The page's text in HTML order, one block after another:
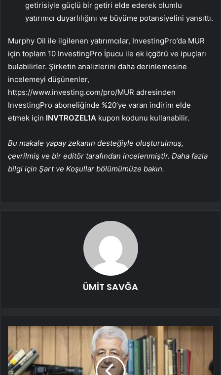
getirisiyle güçlü bir getiri elde ederek olumlu
yatırımcı duyarlılığını ve büyüme potansiyelini yansıttı.
Murphy Oil ile ilgilenen yatırımcılar, InvestingPro’da MUR
için toplam 10 InvestingPro İpucu ile ek içgörü ve ipuçları
bulabilirler. Şirketin analizlerini daha derinlemesine
incelemeyi düşünenler,
https://www.investing.com/pro/MUR adresinden
InvestingPro aboneliğinde %20’ye varan indirim elde
etmek için INVTROZEL1A kupon kodunu kullanabilir.
Bu makale yapay zekanın desteğiyle oluşturulmuş,
çevrilmiş ve bir editör tarafından incelenmiştir. Daha fazla
bilgi için Şart ve Koşullar bölümümüze bakın.
ÜMİT SAVĞA